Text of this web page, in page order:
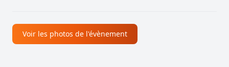
Voir les photos de l'évènement